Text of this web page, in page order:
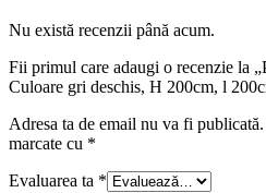
Nu există recenzii până acum.
Fii primul care adaugi o recenzie la
Culoare gri deschis, H 200cm, l
Adresa ta de email nu va fi publicată.
marcate cu *
Evaluarea ta *